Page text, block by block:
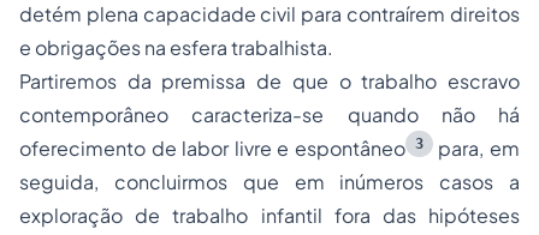
detém plena capacidade civil para contraírem direitos
e obrigações na esfera trabalhista.
Partiremos da premissa de que o trabalho escravo
contemporâneo caracteriza-se quando não há
oferecimento de labor livre e espontâneo 3 para, em
seguida, concluirmos que em inúmeros casos a
exploração de trabalho infantil fora das hipóteses